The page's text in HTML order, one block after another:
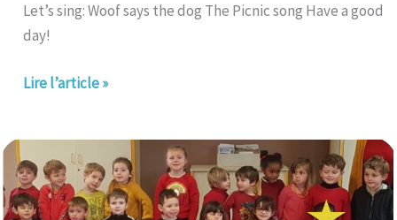
Let’s sing: Woof says the dog The Picnic song Have a good
day!
Lire l’article »
maîtresse
devenue